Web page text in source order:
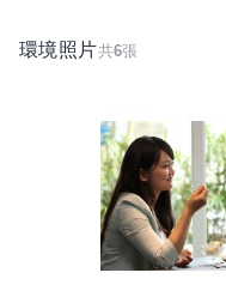
？把夥伴當家人經驗分
？深耕專業的技能、追
？作鄰里的好夥伴、社
環境照片共6張